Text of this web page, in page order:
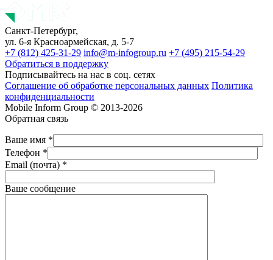
Санкт-Петербург,
ул. 6-я Красноармейская, д. 5-7
+7 (812) 425-31-29 info@m-infogroup.ru +7 (495) 215-54-29
Обратиться в поддержку
Подписывайтесь на нас в соц. сетях
Соглашение об обработке персональных данных Политика
конфиденциальности
Mobile Inform Group © 2013-2026
Обратная связь
Ваше имя *
Телефон *
Email (почта) *
Ваше сообщение